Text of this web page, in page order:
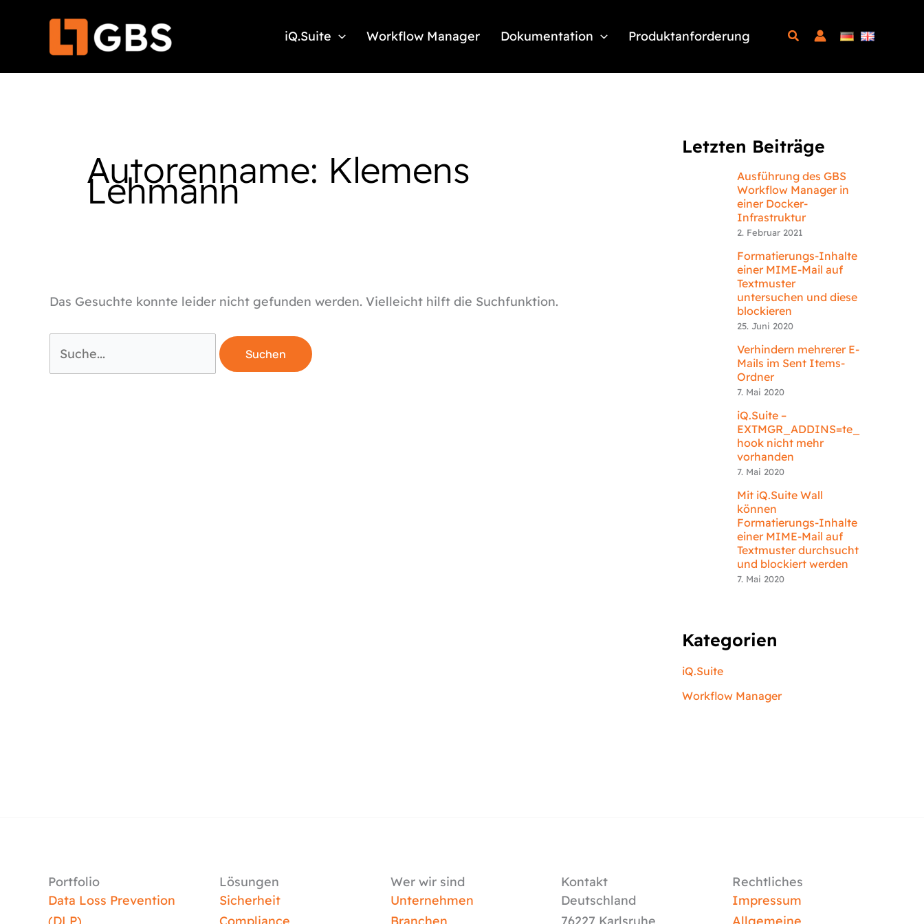
springen
iQ.Suite Workflow Manager Dokumentation Produktanforderung
Autorenname: Klemens
Lehmann
Das Gesuchte konnte leider nicht gefunden werden. Vielleicht hilft die Suchfunktion.
nach:
Letzten Beiträge
Ausführung des GBS
Workflow Manager in
einer Docker-
Infrastruktur
2. Februar 2021
Formatierungs-Inhalte
einer MIME-Mail auf
Textmuster
untersuchen und diese
blockieren
25. Juni 2020
Verhindern mehrerer E-
Mails im Sent Items-
Ordner
7. Mai 2020
iQ.Suite –
EXTMGR_ADDINS=te_
hook nicht mehr
vorhanden
7. Mai 2020
Mit iQ.Suite Wall
können
Formatierungs-Inhalte
einer MIME-Mail auf
Textmuster durchsucht
und blockiert werden
7. Mai 2020
Kategorien
iQ.Suite
Workflow Manager
Portfolio
Data Loss Prevention
Lösungen
Sicherheit
Wer wir sind
Unternehmen
Kontakt
Deutschland
Rechtliches
Impressum